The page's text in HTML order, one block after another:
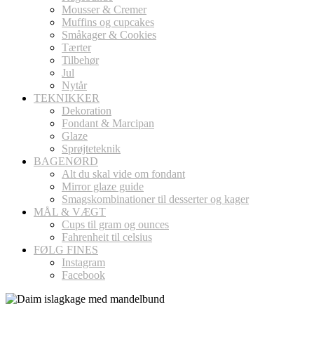
Mousser & Cremer
Muffins og cupcakes
Småkager & Cookies
Tærter
Tilbehør
Jul
Nytår
TEKNIKKER
Dekoration
Fondant & Marcipan
Glaze
Sprøjteteknik
BAGENØRD
Alt du skal vide om fondant
Mirror glaze guide
Smagskombinationer til desserter og kager
MÅL & VÆGT
Cups til gram og ounces
Fahrenheit til celsius
FØLG FINES
Instagram
Facebook